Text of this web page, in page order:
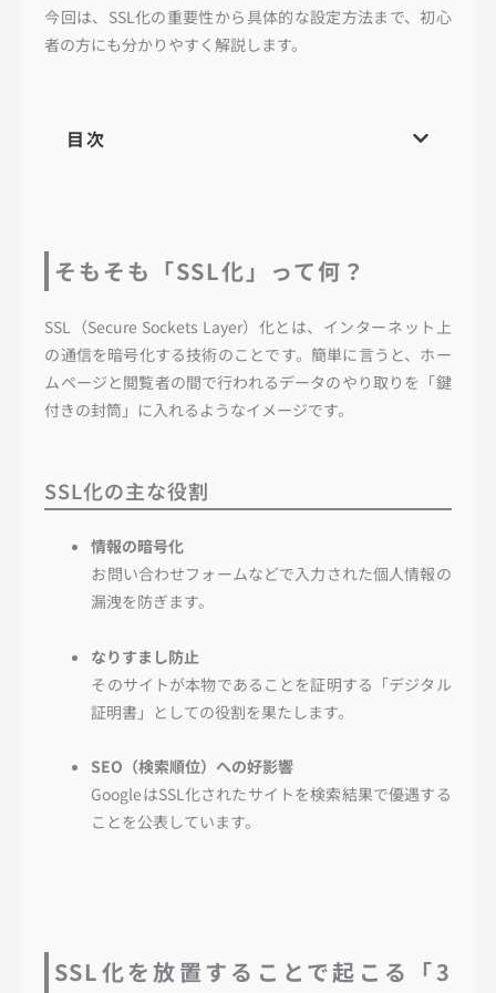
今回は、SSL化の重要性から具体的な設定方法まで、初心
者の方にも分かりやすく解説します。
目次
そもそも「SSL化」って何？
SSL（Secure Sockets Layer）化とは、インターネット上
の通信を暗号化する技術のことです。簡単に言うと、ホー
ムページと閲覧者の間で行われるデータのやり取りを「鍵
付きの封筒」に入れるようなイメージです。
SSL化の主な役割
情報の暗号化
お問い合わせフォームなどで入力された個人情報の
漏洩を防ぎます。
なりすまし防止
そのサイトが本物であることを証明する「デジタル
証明書」としての役割を果たします。
SEO（検索順位）への好影響
GoogleはSSL化されたサイトを検索結果で優遇する
ことを公表しています。
SSL化を放置することで起こる「3